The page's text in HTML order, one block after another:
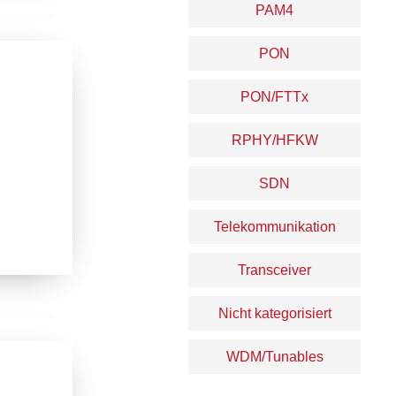
PAM4
PON
PON/FTTx
RPHY/HFKW
SDN
Telekommunikation
Transceiver
Nicht kategorisiert
WDM/Tunables